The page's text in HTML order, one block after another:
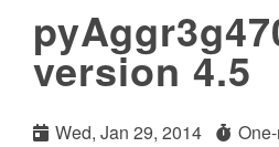
version 4.5
Wed, Jan 29, 2014